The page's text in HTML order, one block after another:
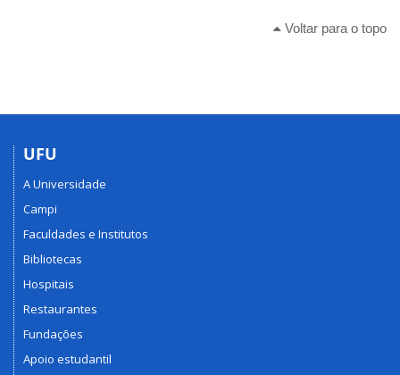
Voltar para o topo
UFU
A Universidade
Campi
Faculdades e Institutos
Bibliotecas
Hospitais
Restaurantes
Fundações
Apoio estudantil